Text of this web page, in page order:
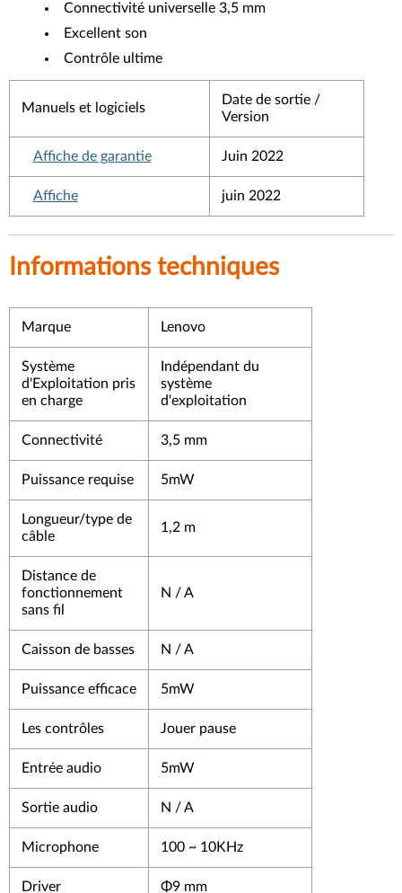
Connectivité universelle 3,5 mm
Excellent son
Contrôle ultime
Manuels et logiciels
Date de sortie /
Version
Affiche de garantie Juin 2022
Affiche juin 2022
Informations techniques
Marque Lenovo
Système
d'Exploitation pris
en charge
Indépendant du
système
d'exploitation
Connectivité 3,5 mm
Puissance requise 5mW
Longueur/type de
câble
1,2 m
Distance de
fonctionnement
sans fil
N / A
Caisson de basses N / A
Puissance efficace 5mW
Les contrôles Jouer pause
Entrée audio 5mW
Sortie audio N / A
Microphone 100 ~ 10KHz
Driver Φ9 mm